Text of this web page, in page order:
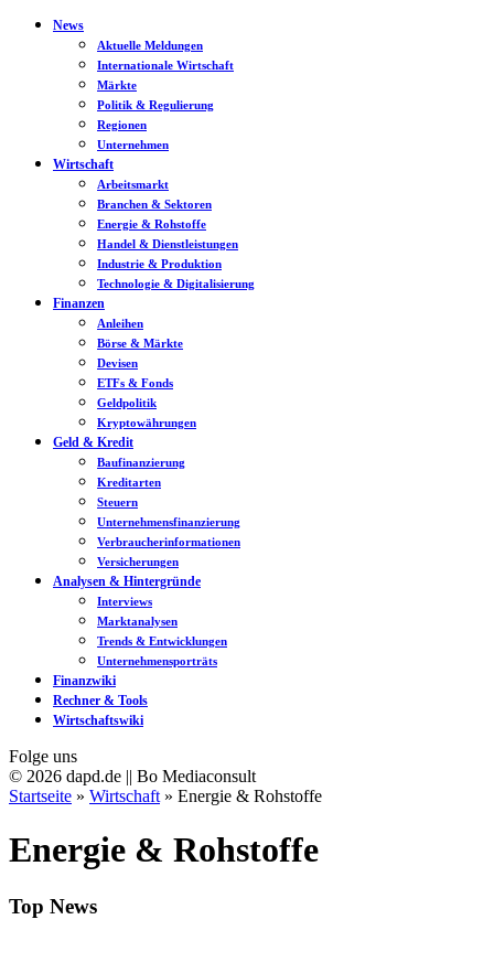
News
Aktuelle Meldungen
Internationale Wirtschaft
Märkte
Politik & Regulierung
Regionen
Unternehmen
Wirtschaft
Arbeitsmarkt
Branchen & Sektoren
Energie & Rohstoffe
Handel & Dienstleistungen
Industrie & Produktion
Technologie & Digitalisierung
Finanzen
Anleihen
Börse & Märkte
Devisen
ETFs & Fonds
Geldpolitik
Kryptowährungen
Geld & Kredit
Baufinanzierung
Kreditarten
Steuern
Unternehmensfinanzierung
Verbraucherinformationen
Versicherungen
Analysen & Hintergründe
Interviews
Marktanalysen
Trends & Entwicklungen
Unternehmensporträts
Finanzwiki
Rechner & Tools
Wirtschaftswiki
Folge uns
© 2026 dapd.de || Bo Mediaconsult
Startseite » Wirtschaft » Energie & Rohstoffe
Energie & Rohstoffe
Top News